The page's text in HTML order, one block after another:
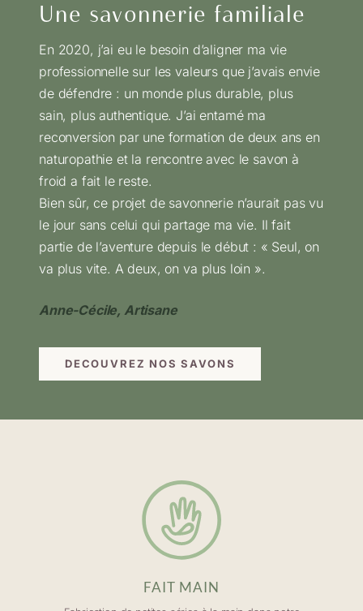
Une savonnerie familiale
En 2020, j’ai eu le besoin d’aligner ma vie
professionnelle sur les valeurs que j’avais envie
de défendre : un monde plus durable, plus
sain, plus authentique. J’ai entamé ma
reconversion par une formation de deux ans en
naturopathie et la rencontre avec le savon à
froid a fait le reste.
Bien sûr, ce projet de savonnerie n’aurait pas vu
le jour sans celui qui partage ma vie. Il fait
partie de l’aventure depuis le début : « Seul, on
va plus vite. A deux, on va plus loin ».
Anne-Cécile, Artisane
DECOUVREZ NOS SAVONS
FAIT MAIN